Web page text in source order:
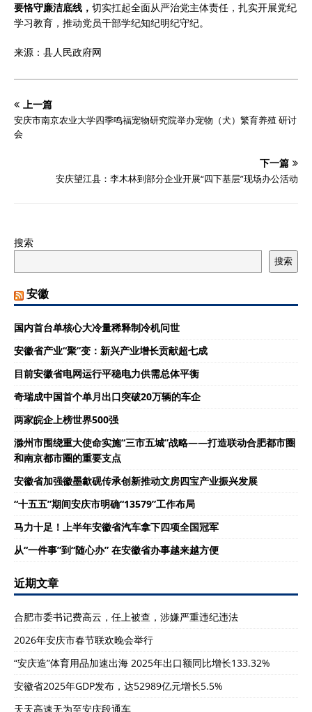
要恪守廉洁底线， 切实扛起全面从严治党主体责任，扎实开展党纪
学习教育，推动党员干部学纪知纪明纪守纪。
来源：县人民政府网
上一篇
安庆市南京农业大学四季鸣福宠物研究院举办宠物（犬）繁育养殖 研讨
会
下一篇
安庆望江县：李木林到部分企业开展“四下基层”现场办公活动
搜索
搜索
安徽
国内首台单核心大冷量稀释制冷机问世
安徽省产业“聚”变：新兴产业增长贡献超七成
目前安徽省电网运行平稳电力供需总体平衡
奇瑞成中国首个单月出口突破20万辆的车企
两家皖企上榜世界500强
滁州市围绕重大使命实施“三市五城”战略——打造联动合肥都市圈
和南京都市圈的重要支点
安徽省加强徽墨歙砚传承创新推动文房四宝产业振兴发展
“十五五”期间安庆市明确“13579”工作布局
马力十足！上半年安徽省汽车拿下四项全国冠军
从“一件事”到“随心办” 在安徽省办事越来越方便
近期文章
合肥市委书记费高云，任上被查，涉嫌严重违纪违法
2026年安庆市春节联欢晚会举行
“安庆造”体育用品加速出海 2025年出口额同比增长133.32%
安徽省2025年GDP发布，达52989亿元增长5.5%
天天高速无为至安庆段通车